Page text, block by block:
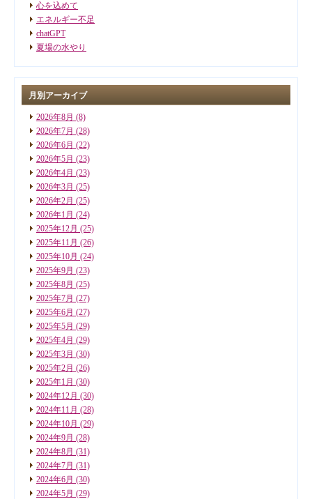
心を込めて
エネルギー不足
chatGPT
夏場の水やり
月別アーカイブ
2026年8月 (8)
2026年7月 (28)
2026年6月 (22)
2026年5月 (23)
2026年4月 (23)
2026年3月 (25)
2026年2月 (25)
2026年1月 (24)
2025年12月 (25)
2025年11月 (26)
2025年10月 (24)
2025年9月 (23)
2025年8月 (25)
2025年7月 (27)
2025年6月 (27)
2025年5月 (29)
2025年4月 (29)
2025年3月 (30)
2025年2月 (26)
2025年1月 (30)
2024年12月 (30)
2024年11月 (28)
2024年10月 (29)
2024年9月 (28)
2024年8月 (31)
2024年7月 (31)
2024年6月 (30)
2024年5月 (29)